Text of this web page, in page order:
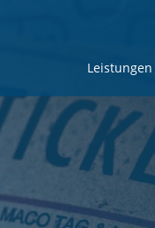
Leistungen
Leistungen